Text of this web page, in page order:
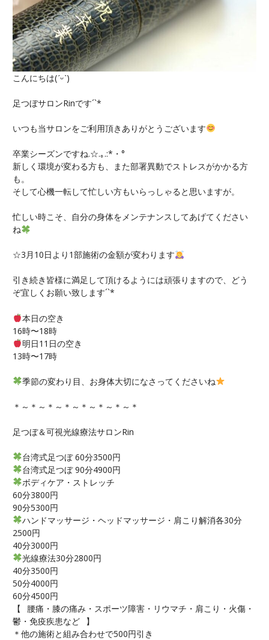
こんにちは(ˊᵕˋ)
足つぼサロンRinです´`*
いつも当サロンをご利用頂きありがとうございます
卒業シーズンですね.☆.｡.:*・°
新しく環境が変わる方も、また部署異動でストレスがかかる方
も。
そして心機一転して忙しい方もいらっしゃると思いますが。
忙しい時こそ、自分の身体をメンテナンスしてあげてください
ね
☆3月10日より1部施術の金額が変わります
引き続き皆様に満足して頂けるようには頑張りますので、どう
ぞ宜しくお願い致します´`*
本日の空き
16時〜18時
明日11日の空き
13時〜17時
季節の変わり目、お身体大切になさってくださいね
＊～＊～＊～＊～＊～＊～＊～＊
足つぼ＆可視光線療法サロンRin
台湾式足つぼ 60分3500円
台湾式足つぼ 90分4900円
ボディケア・ストレッチ
60分3800円
90分5300円
ハンドマッサージ・ヘッドマッサージ・肩こり解消各30分
2500円
40分3000円
光線療法30分2800円
40分3500円
50分4000円
60分4500円
【⠀腰痛・膝の痛み・スポーツ障害・リウマチ・肩こり・火傷・
鬱・免疫疾患など⠀】
＊他の施術と組み合わせで500円引き